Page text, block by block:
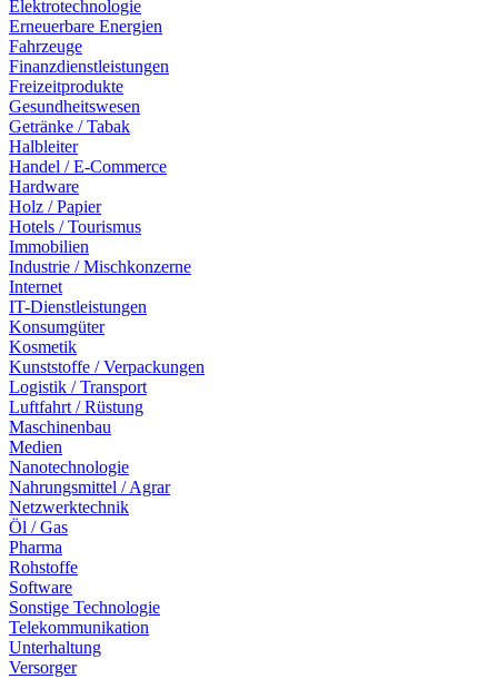
Elektrotechnologie
Erneuerbare Energien
Fahrzeuge
Finanzdienstleistungen
Freizeitprodukte
Gesundheitswesen
Getränke / Tabak
Halbleiter
Handel / E-Commerce
Hardware
Holz / Papier
Hotels / Tourismus
Immobilien
Industrie / Mischkonzerne
Internet
IT-Dienstleistungen
Konsumgüter
Kosmetik
Kunststoffe / Verpackungen
Logistik / Transport
Luftfahrt / Rüstung
Maschinenbau
Medien
Nanotechnologie
Nahrungsmittel / Agrar
Netzwerktechnik
Öl / Gas
Pharma
Rohstoffe
Software
Sonstige Technologie
Telekommunikation
Unterhaltung
Versorger